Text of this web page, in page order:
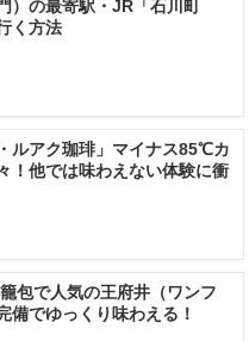
）の最寄駅・JR「石川町
く方法
ルアク珈琲」マイナス85℃カ
！他では味わえない体験に衝
包で人気の王府井（ワンフ
備でゆっくり味わえる！